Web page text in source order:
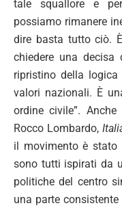
tale squallore e
possiamo rimanere
dire basta tutto ciò.
chiedere una
ripristino della logica
valori nazionali. È
ordine civile”.
Rocco Lombardo,
il movimento è stato
sono tutti ispirati da
politiche del centro
una parte